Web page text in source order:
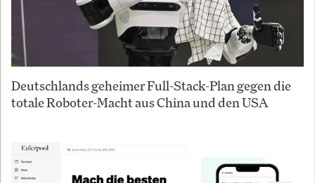
Deutschlands geheimer Full-Stack-Plan gegen die
totale Roboter-Macht aus China und den USA